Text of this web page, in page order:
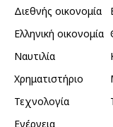
Διεθνής οικονομία
Ελληνική οικονομία
Ναυτιλία
Χρηματιστήριο
Τεχνολογία
Ενέργεια